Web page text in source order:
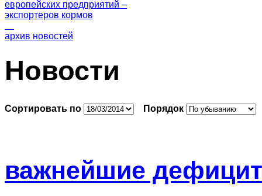
европейских предприятий –
экспортеров кормов
архив новостей
Новости
Сортировать по Порядок
важнейшие